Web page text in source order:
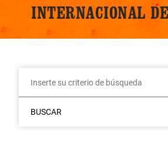
INTERNACIONAL
BUSCAR